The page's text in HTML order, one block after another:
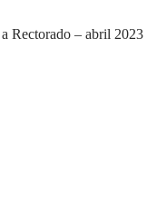
Rectorado – abril 2023